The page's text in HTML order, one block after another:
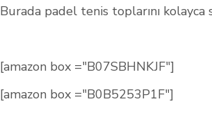
Burada padel tenis toplarını kolayca
[amazon box ="B07SBHNKJF"]
[amazon box ="B0B5253P1F"]